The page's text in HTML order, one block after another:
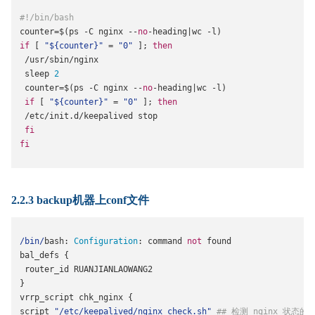
#!/bin/bash
counter=$( ps -C nginx --no- heading wc - l )
if
"${counter}" = "0" ];
then
/usr/sbin/nginx
sleep 2
counter=$( ps -C nginx --no- heading wc - l )
if
"${counter}" = "0" ];
then
/etc/init .d / keepalived stop
fi
fi
2.2.3 backup机器上conf文件
/bin/bash: Configuration: command not found
bal_defs {
router_id RUANJIANLAOWANG2
}
vrrp_script chk_nginx {
script
"/etc/keepalived/nginx_check.sh" ## 检测 nginx 状态的